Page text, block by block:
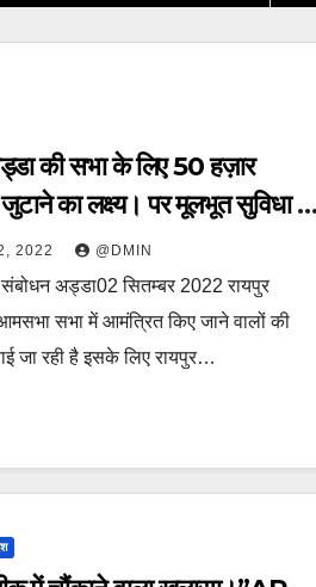
की सभा के लिए 50 हज़ार
जुटाने का लक्ष्य। पर मूलभूत सुविधा के
अनुत्तरित।
2022 @DMIN
अड्डा02 सितम्बर 2022 रायपुर
सभा में आमंत्रित किए जाने वालों की
जा रही है इसके लिए रायपुर…